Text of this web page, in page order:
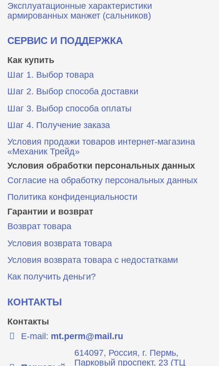
Эксплуатационные характеристики
армированных манжет (сальников)
СЕРВИС И ПОДДЕРЖКА
Как купить
Шаг 1. Выбор товара
Шаг 2. Выбор способа доставки
Шаг 3. Выбор способа оплаты
Шаг 4. Получение заказа
Условия продажи товаров интернет-магазина
«Механик Трейд»
Условия обработки персональных данных
Согласие на обработку персональных данных
Политика конфиденциальности
Гарантии и возврат
Возврат товара
Условия возврата товара
Условия возврата товара с недостатками
Как получить деньги?
КОНТАКТЫ
Контакты
E-mail: mt.perm@mail.ru
614097, Россия, г. Пермь,
Парковый проспект, 23 (ТЦ